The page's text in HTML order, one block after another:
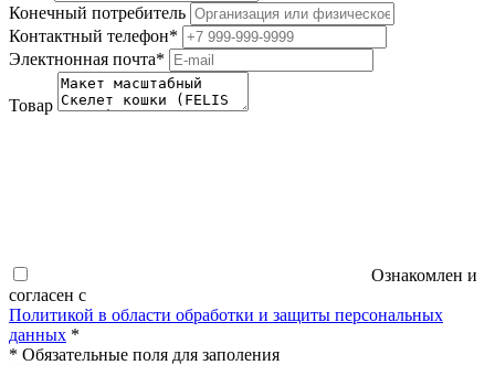
Конечный потребитель
Контактный телефон*
Электнонная почта*
Товар
Ознакомлен и
согласен с
Политикой в области обработки и защиты персональных
данных *
* Обязательные поля для заполения